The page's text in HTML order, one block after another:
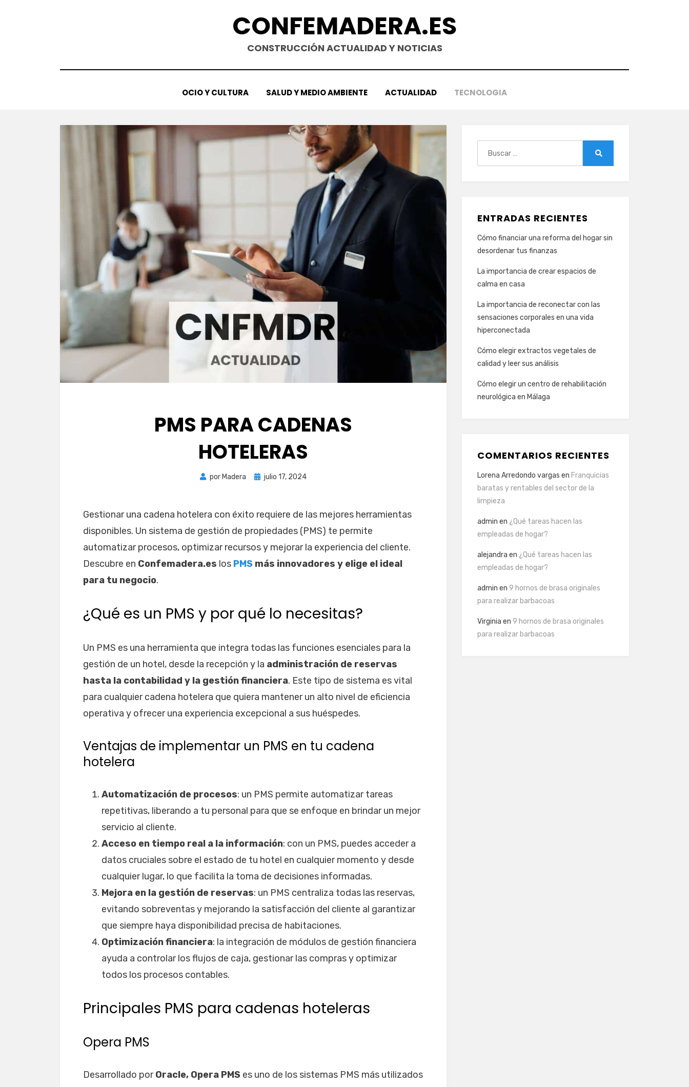
CONFEMADERA.ES
CONSTRUCCIÓN ACTUALIDAD Y NOTICIAS
OCIO Y CULTURA SALUD Y MEDIO AMBIENTE ACTUALIDAD TECNOLOGIA
PMS PARA CADENAS
HOTELERAS
por Madera
Publicada
julio 17, 2024
Gestionar una cadena hotelera con éxito requiere de las mejores herramientas
disponibles. Un sistema de gestión de propiedades (PMS) te permite
automatizar procesos, optimizar recursos y mejorar la experiencia del cliente.
Descubre en Confemadera.es los PMS más innovadores y elige el ideal
para tu negocio.
¿Qué es un PMS y por qué lo necesitas?
Un PMS es una herramienta que integra todas las funciones esenciales para la
gestión de un hotel, desde la recepción y la administración de reservas
hasta la contabilidad y la gestión financiera. Este tipo de sistema es vital
para cualquier cadena hotelera que quiera mantener un alto nivel de eficiencia
operativa y ofrecer una experiencia excepcional a sus huéspedes.
Ventajas de implementar un PMS en tu cadena
hotelera
Automatización de procesos: un PMS permite automatizar tareas
repetitivas, liberando a tu personal para que se enfoque en brindar un mejor
servicio al cliente.
Acceso en tiempo real a la información: con un PMS, puedes acceder a
datos cruciales sobre el estado de tu hotel en cualquier momento y desde
cualquier lugar, lo que facilita la toma de decisiones informadas.
Mejora en la gestión de reservas: un PMS centraliza todas las reservas,
evitando sobreventas y mejorando la satisfacción del cliente al garantizar
que siempre haya disponibilidad precisa de habitaciones.
Optimización financiera: la integración de módulos de gestión financiera
ayuda a controlar los flujos de caja, gestionar las compras y optimizar
todos los procesos contables.
Principales PMS para cadenas hoteleras
Opera PMS
Desarrollado porOracle, Opera PMS es uno de los sistemas PMS más utilizados
ENTRADAS RECIENTES
Cómo financiar una reforma del hogar sin
desordenar tus finanzas
La importancia de crear espacios de
calma en casa
La importancia de reconectar con las
sensaciones corporales en una vida
hiperconectada
Cómo elegir extractos vegetales de
calidad y leer sus análisis
Cómo elegir un centro de rehabilitación
neurológica en Málaga
COMENTARIOS RECIENTES
Lorena Arredondo vargas en Franquicias
baratas y rentables del sector de la
limpieza
admin en ¿Qué tareas hacen las
empleadas de hogar?
alejandra en ¿Qué tareas hacen las
empleadas de hogar?
admin en 9 hornos de brasa originales
para realizar barbacoas
Virginia en 9 hornos de brasa originales
para realizar barbacoas